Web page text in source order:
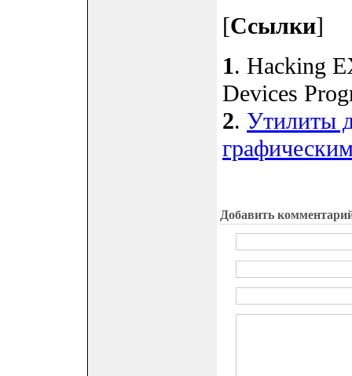
[Ссылки]
1. Hacking
Devices
2. Утилиты
Добавить